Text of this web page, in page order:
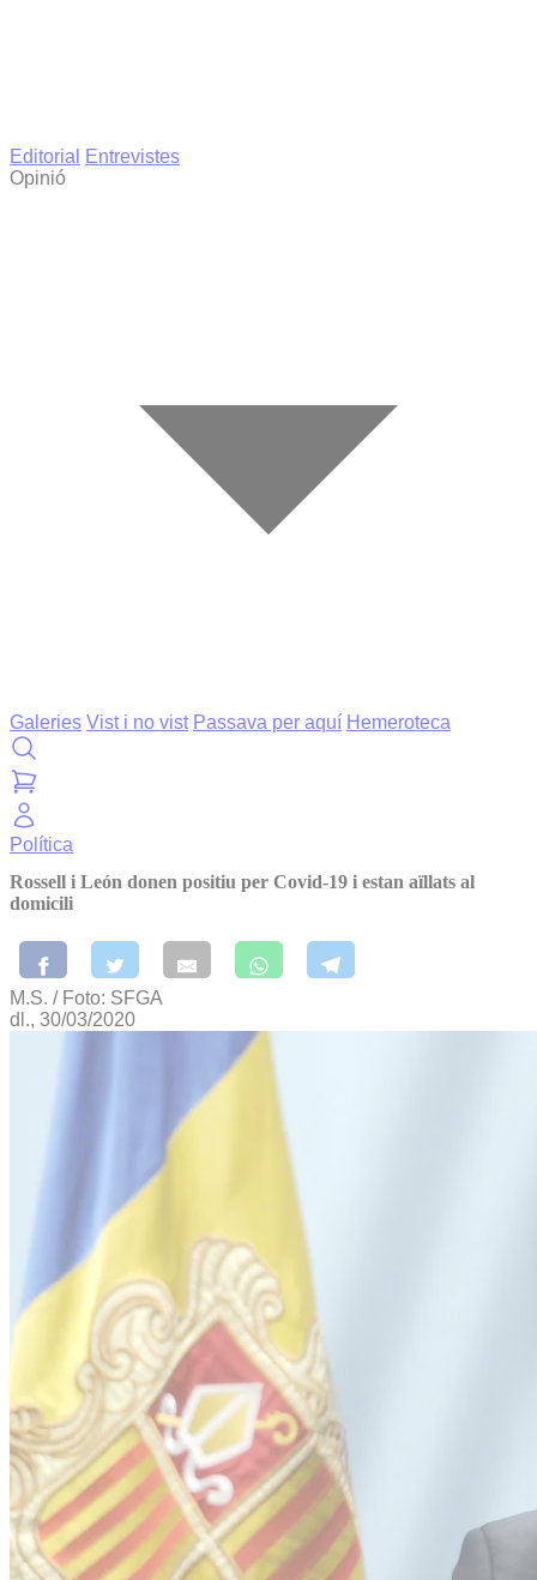
Editorial
Entrevistes
Opinió
Galeries Vist i no vist Passava per aquí Hemeroteca
Política
Rossell i León donen positiu per Covid-19 i estan aïllats al
domicili
M.S. / Foto: SFGA
dl., 30/03/2020